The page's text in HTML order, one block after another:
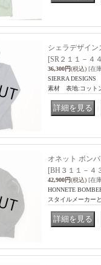
シェラデザイ
[SR２１１－４
36,300円(税込) [在
SIERRA DESIGNS
素材 表地:コット
オネット ボン
[BH３１１－４
42,900円(税込) [在
HONNETE
スタイルメーカー